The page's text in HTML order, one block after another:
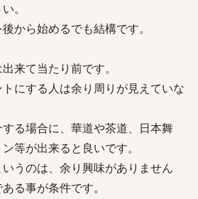
。
から始めるでも結構です。
来て当たり前です。
にする人は余り周りが見えていな
る場合に、華道や茶道、日本舞
等が出来ると良いです。
うのは、余り興味がありません
る事が条件です。